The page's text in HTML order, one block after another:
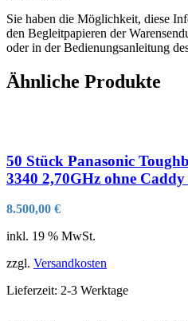
Sie haben die Möglichkeit, diese
den Begleitpapieren der
oder in der Bedienungsanleitung
Ähnliche Produkte
50 Stück Panasonic
3340 2,70GHz ohne
8.500,00 €
inkl. 19 % MwSt.
zzgl. Versandkosten
Lieferzeit: 2-3 Werktage